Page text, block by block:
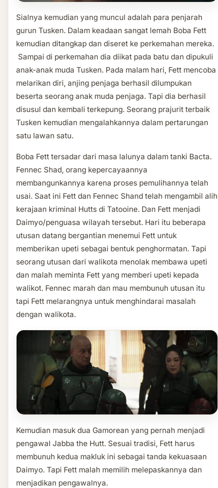
Sialnya kemudian yang muncul adalah para penjarah
gurun Tusken. Dalam keadaan sangat lemah Boba Fett
kemudian ditangkap dan diseret ke perkemahan mereka.
Sampai di perkemahan dia diikat pada batu dan dipukuli
anak-anak muda Tusken. Pada malam hari, Fett mencoba
melarikan diri, anjing penjaga berhasil dilumpukan
beserta seorang anak muda penjaga. Tapi dia berhasil
disusul dan kembali terkepung. Seorang prajurit terbaik
Tusken kemudian mengalahkannya dalam pertarungan
satu lawan satu.
Boba Fett tersadar dari masa lalunya dalam tanki Bacta.
Fennec Shad, orang kepercayaannya
membangunkannya karena proses pemulihannya telah
usai. Saat ini Fett dan Fennec Shand telah mengambil alih
kerajaan kriminal Hutts di Tatooine. Dan Fett menjadi
Daimyo/penguasa wilayah tersebut. Hari itu beberapa
utusan datang bergantian menemui Fett untuk
memberikan upeti sebagai bentuk penghormatan. Tapi
seorang utusan dari walikota menolak membawa upeti
dan malah meminta Fett yang memberi upeti kepada
walikot. Fennec marah dan mau membunuh utusan itu
tapi Fett melarangnya untuk menghindarai masalah
dengan walikota.
Kemudian masuk dua Gamorean yang pernah menjadi
pengawal Jabba the Hutt. Sesuai tradisi, Fett harus
membunuh kedua makluk ini sebagai tanda kekuasaan
Daimyo. Tapi Fett malah memilih melepaskannya dan
menjadikan pengawalnya.